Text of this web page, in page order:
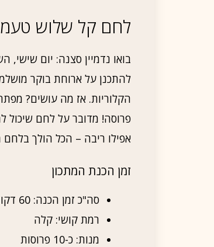
לחם קל שלוש טעמים – 40 קלוריות
בואו נדמיין סצנה: יום
להתכנן על ארוחת בוקר
פרוסה! מדובר על לחם שיכול
אפילו ריבה – הכל הולך
זמן הכנת המתכון
סה"כ זמן הכנה: 60 דקות
רמת קושי: קלה
מנות: כ-10 פרוסות